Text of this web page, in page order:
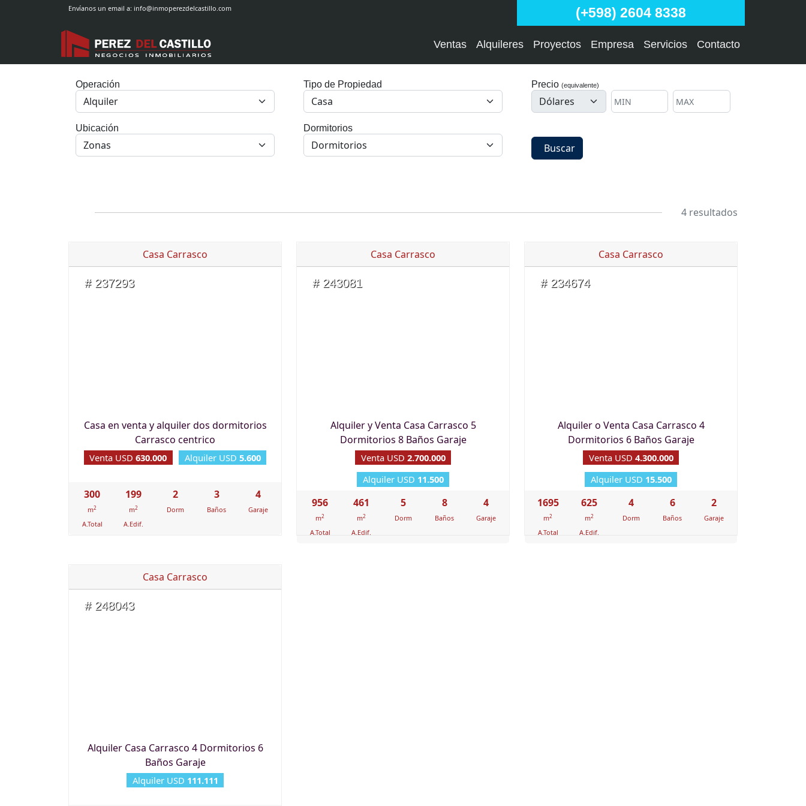
Envíanos un email a: info@inmoperezdelcastillo.com (+598) 2604 8338
Ventas Alquileres Proyectos Empresa Servicios Contacto
Operación
Ubicación
Zonas
Tipo de Propiedad
Dormitorios
Precio (equivalente)
Buscar
4 resultados
Casa Carrasco
# 237293
Casa en venta y alquiler dos dormitorios
Carrasco centrico
Venta USD630.000 Alquiler USD 5.600
300
m2
A.Total
199
m2
A.Edif.
2
Dorm
3
Baños
4
Garaje
Casa Carrasco
# 243081
Alquiler y Venta Casa Carrasco 5
Dormitorios 8 Baños Garaje
Venta USD 2.700.000
Alquiler USD 11.500
956
m2
A.Total
461
m2
A.Edif.
5
Dorm
8
Baños
4
Garaje
Casa Carrasco
# 234674
Alquiler o Venta Casa Carrasco 4
Dormitorios 6 Baños Garaje
Venta USD 4.300.000
Alquiler USD 15.500
1695
m2
A.Total
625
m2
A.Edif.
4
Dorm
6
Baños
2
Garaje
Casa Carrasco
# 248043
Alquiler Casa Carrasco 4 Dormitorios 6
Baños Garaje
Alquiler USD 111.111